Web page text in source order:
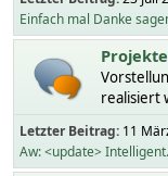
Einfach mal Danke
Projekte
realisiert
Letzter Beitrag: 11
Aw: <update>